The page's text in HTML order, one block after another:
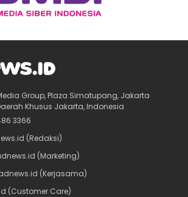
Group, Plaza Simatupang, Jakarta
Khusus Jakarta, Indonesia
3366
(Redaksi)
(Marketing)
(Kerjasama)
(Customer Care)